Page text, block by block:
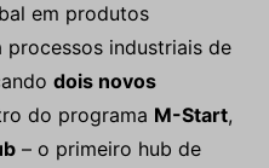
em produtos
industriais de
dois novos
do programa M-Start,
– o primeiro hub de